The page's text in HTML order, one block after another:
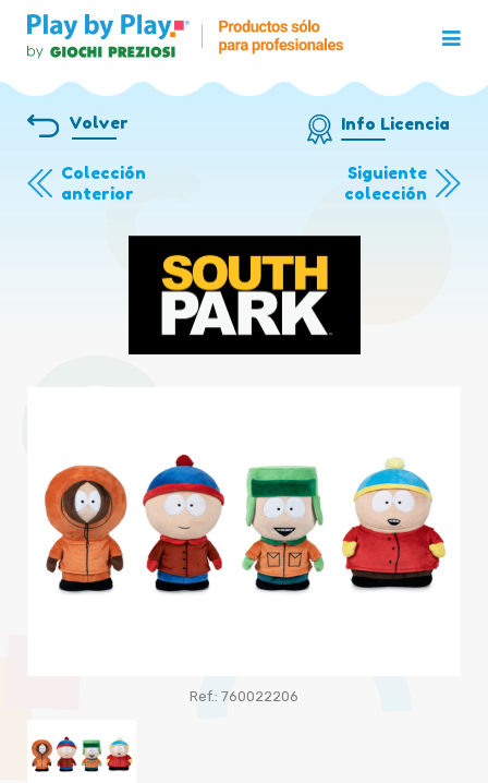
Colección
anterior
Volver Info Licencia
Siguiente
colección
Ref.: 760022206